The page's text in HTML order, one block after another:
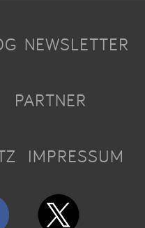
NEWSLETTER
PARTNER
IMPRESSUM